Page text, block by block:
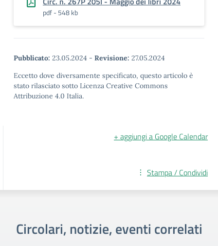
pdf - 548 kb
Pubblicato: 23.05.2024 - Revisione: 27.05.2024
Eccetto dove diversamente specificato, questo articolo è
stato rilasciato sotto Licenza Creative Commons
Attribuzione 4.0 Italia.
+ aggiungi a Google Calendar
Stampa / Condividi
Circolari, notizie, eventi correlati